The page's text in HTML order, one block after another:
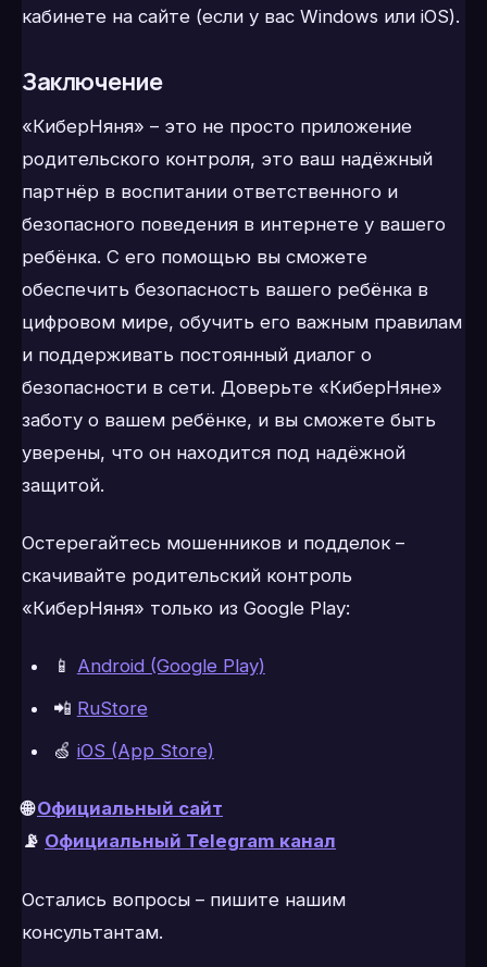
кабинете на сайте (если у вас Windows или iOS).
Заключение
«КиберНяня» – это не просто приложение
родительского контроля, это ваш надёжный
партнёр в воспитании ответственного и
безопасного поведения в интернете у вашего
ребёнка. С его помощью вы сможете
обеспечить безопасность вашего ребёнка в
цифровом мире, обучить его важным правилам
и поддерживать постоянный диалог о
безопасности в сети. Доверьте «КиберНяне»
заботу о вашем ребёнке, и вы сможете быть
уверены, что он находится под надёжной
защитой.
Остерегайтесь мошенников и подделок –
скачивайте родительский контроль
«КиберНяня» только из Google Play:
📱 Android (Google Play)
📲 RuStore
🍏 iOS (App Store)
🌐Официальный сайт
📡 Официальный Telegram канал
Остались вопросы – пишите нашим
консультантам.